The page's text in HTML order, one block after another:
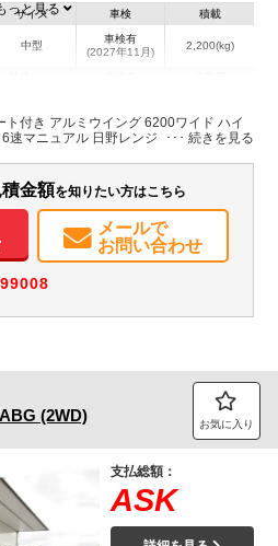
サイズ
中型
車検
車検有
(2027年11月)
積載
2,200(kg)
- 無
っと見る
ト付き アルミウイング 6200ワイド ハイ
速マニュアル 日野レンジャー 車検付き
金額を知りたい方はこちら
メールで
お問い合わせ
(2WD) お気に入り
支払総額：
ASK